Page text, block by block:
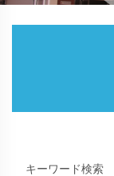
キーワード検索